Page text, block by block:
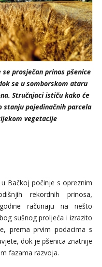
prosječan prinos pšenice
se u somborskom ataru
Stručnjaci ističu kako će
pojedinačnih parcela
vegetacije
Bačkoj počinje s opreznim
rekordnih prinosa,
računaju na nešto
sušnog proljeća i izrazito
prema prvim podacima s
dok je pšenica znatnije
fazama razvoja.